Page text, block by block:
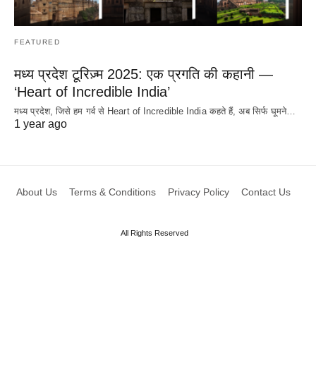
FEATURED
मध्य प्रदेश टूरिज़्म 2025: एक प्रगति की कहानी —
‘Heart of Incredible India’
मध्य प्रदेश, जिसे हम गर्व से Heart of Incredible India कहते हैं, अब सिर्फ घूमने…
1 year ago
About Us Terms & Conditions Privacy Policy Contact Us
All Rights Reserved